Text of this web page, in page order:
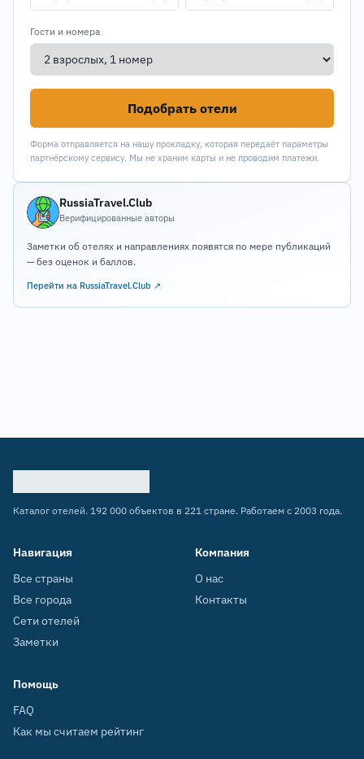
Гости и номера
Подобрать отели
Форма отправляется на нашу прокладку, которая передаёт параметры
партнёрскому сервису. Мы не храним карты и не проводим платежи.
RussiaTravel.Club
Верифицированные авторы
Заметки об отелях и направлениях появятся по мере публикаций
— без оценок и баллов.
Перейти на RussiaTravel.Club ↗
Каталог отелей. 192 000 объектов в 221 стране. Работаем с 2003 года.
Навигация
Все страны
Все города
Сети отелей
Заметки
Компания
О нас
Контакты
Помощь
FAQ
Как мы считаем рейтинг